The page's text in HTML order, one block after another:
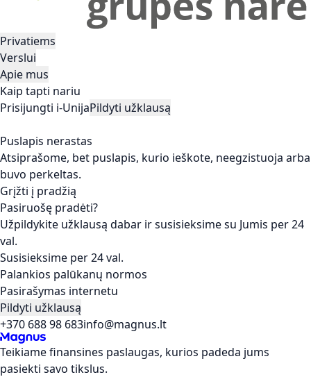
Privatiems
Verslui
Apie mus
Kaip tapti nariu
Prisijungti i-UnijaPildyti užklausą
Puslapis nerastas
Atsiprašome, bet puslapis, kurio ieškote, neegzistuoja arba
buvo perkeltas.
Grįžti į pradžią
Pasiruošę pradėti?
Užpildykite užklausą dabar ir susisieksime su Jumis per 24
val.
Susisieksime per 24 val.
Palankios palūkanų normos
Pasirašymas internetu
Pildyti užklausą
+370 688 98 683info@magnus.lt
Teikiame finansines paslaugas, kurios padeda jums
pasiekti savo tikslus.